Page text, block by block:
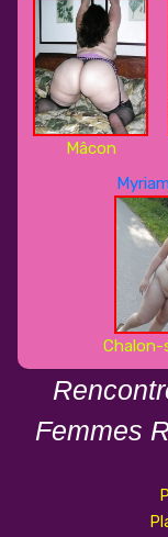
Mâcon
Chalon-
Femmes